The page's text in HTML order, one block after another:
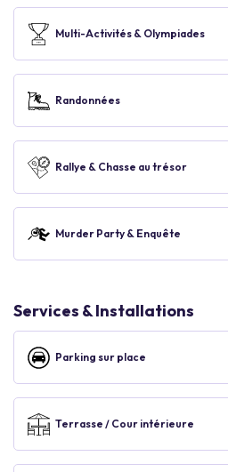
Multi-Activités & Olympiades
Randonnées
Rallye & Chasse au trésor
Murder Party & Enquête
Services & Installations
Parking sur place
Terrasse / Cour intérieure